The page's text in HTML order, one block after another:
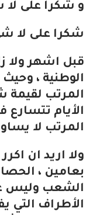
و شكرا على لا
شكرا على لا
قبل اشهر ولا
الوطنية ،
المرتب لقيمة
الأيام
المرتب لا
ولا اريد ان
بعامين ،
الشعب وليس
الأطراف